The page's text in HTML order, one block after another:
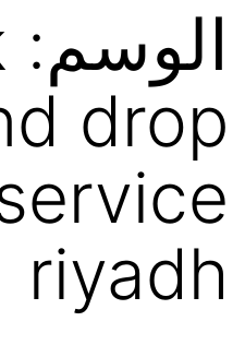
الوسم:
drop
riyadh